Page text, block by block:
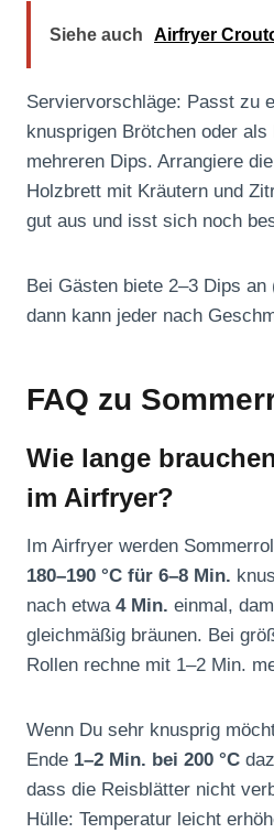
Siehe auch Airfryer
Serviervorschläge: Passt zu
knusprigen Brötchen oder
mehreren Dips. Arrangiere
Holzbrett mit Kräutern und
gut aus und isst sich noch
Bei Gästen biete 2–3 Dips
dann kann jeder nach
FAQ zu
Wie lange
im Airfryer?
Im Airfryer werden
180–190 °C für 6–8 Min.
nach etwa 4 Min. einmal,
gleichmäßig bräunen. Bei
Rollen rechne mit 1–2 Min.
Wenn Du sehr knusprig
Ende 1–2 Min. bei 200 °C
dass die Reisblätter nicht
Hülle: Temperatur leicht